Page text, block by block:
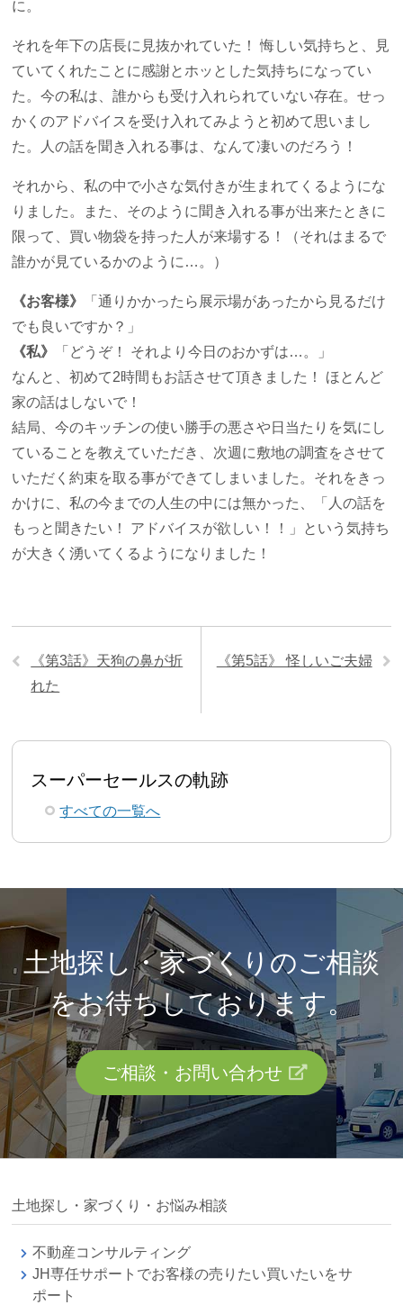
に。
それを年下の店長に見抜かれていた！ 悔しい気持ちと、見
ていてくれたことに感謝とホッとした気持ちになってい
た。今の私は、誰からも受け入れられていない存在。せっ
かくのアドバイスを受け入れてみようと初めて思いまし
た。人の話を聞き入れる事は、なんて凄いのだろう！
それから、私の中で小さな気付きが生まれてくるようにな
りました。また、そのように聞き入れる事が出来たときに
限って、買い物袋を持った人が来場する！（それはまるで
誰かが見ているかのように…。）
《お客様》
「通りかかったら展示場があったから見るだけ
でも良いですか？」
《私》
「どうぞ！ それより今日のおかずは…。」
なんと、初めて2時間もお話させて頂きました！ ほとんど
家の話はしないで！
結局、今のキッチンの使い勝手の悪さや日当たりを気にし
ていることを教えていただき、次週に敷地の調査をさせて
いただく約束を取る事ができてしまいました。それをきっ
かけに、私の今までの人生の中には無かった、「人の話を
もっと聞きたい！ アドバイスが欲しい！！」という気持ち
が大きく湧いてくるようになりました！
《第3話》天狗の鼻が折
れた
《第5話》 怪しいご夫婦
スーパーセールスの軌跡
すべての一覧へ
土地探し・家づくりのご相談
をお待ちしております。
ご相談・お問い合わせ
土地探し・家づくり・お悩み相談
不動産コンサルティング
JH専任サポートでお客様の売りたい買いたいをサ
ポート